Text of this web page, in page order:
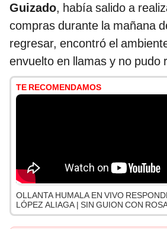
Guizado, había salido a
compras durante la mañana
regresar, encontró el
envuelto en llamas y no pudo
TE RECOMENDAMOS
OLLANTA HUMALA EN VIVO
LÓPEZ ALIAGA | SIN GUION CON